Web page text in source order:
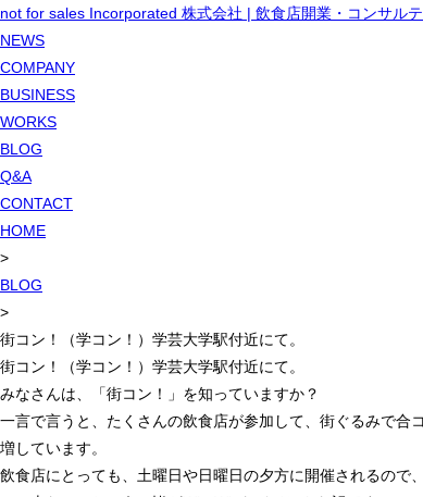
not for sales Incorporated 株式会社 | 飲食店開業・コンサル
NEWS
COMPANY
BUSINESS
WORKS
BLOG
Q&A
CONTACT
HOME
>
BLOG
>
街コン！（学コン！）学芸大学駅付近にて。
街コン！（学コン！）学芸大学駅付近にて。
みなさんは、「街コン！」を知っていますか？
一言で言うと、たくさんの飲食店が参加して、街ぐるみで
増しています。
飲食店にとっても、土曜日や日曜日の夕方に開催されるので